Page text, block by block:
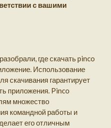
с вашими
где скачать pinco
Использование
скачивания гарантирует
приложения. Pinco
множество
командной работы и
его отличным